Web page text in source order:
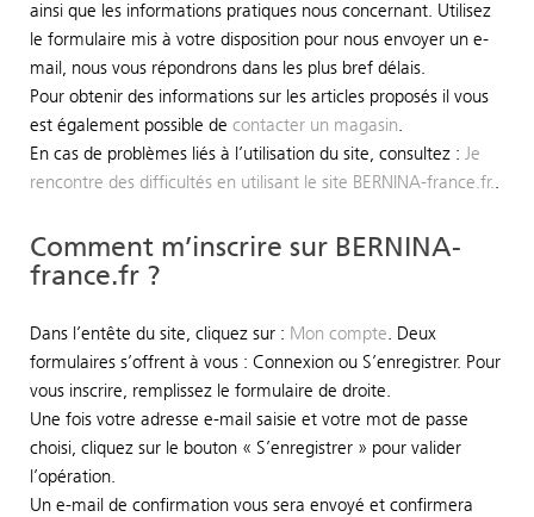
ainsi que les informations pratiques nous concernant. Utilisez
le formulaire mis à votre disposition pour nous envoyer un e-
mail, nous vous répondrons dans les plus bref délais.
Pour obtenir des informations sur les articles proposés il vous
est également possible de contacter un magasin
En cas de problèmes liés à l’utilisation du site, consultez : Je
rencontre des difficultés en utilisant le site BERNINA-france.fr.
Comment m’inscrire sur BERNINA-
france.fr ?
Dans l’entête du site, cliquez sur : Mon compte . Deux
formulaires s’offrent à vous : Connexion ou S’enregistrer. Pour
vous inscrire, remplissez le formulaire de droite.
Une fois votre adresse e-mail saisie et votre mot de passe
choisi, cliquez sur le bouton « S’enregistrer » pour valider
l’opération.
Un e-mail de confirmation vous sera envoyé et confirmera